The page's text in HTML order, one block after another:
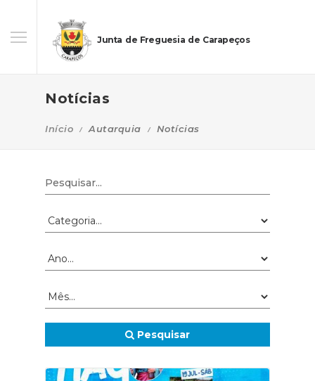
Junta de Freguesia de Carapeços
Notícias
Início Autarquia Notícias
Pesquisar